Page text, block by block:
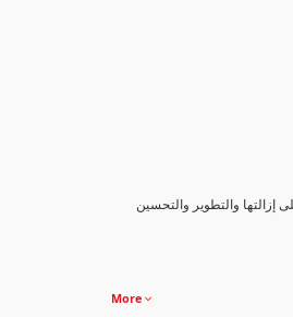
والتطوير والتحسين
More